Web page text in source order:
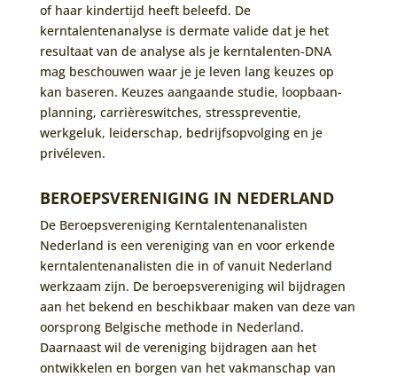
of haar kindertijd heeft beleefd. De
kerntalentenanalyse is dermate valide dat je het
resultaat van de analyse als je kerntalenten-DNA
mag beschouwen waar je je leven lang keuzes op
kan baseren. Keuzes aangaande studie, loopbaan-
planning, carrièreswitches, stresspreventie,
werkgeluk, leiderschap, bedrijfsopvolging en je
privéleven.
BEROEPSVERENIGING IN NEDERLAND
De Beroepsvereniging Kerntalentenanalisten
Nederland is een vereniging van en voor erkende
kerntalentenanalisten die in of vanuit Nederland
werkzaam zijn. De beroepsvereniging wil bijdragen
aan het bekend en beschikbaar maken van deze van
oorsprong Belgische methode in Nederland.
Daarnaast wil de vereniging bijdragen aan het
ontwikkelen en borgen van het vakmanschap van